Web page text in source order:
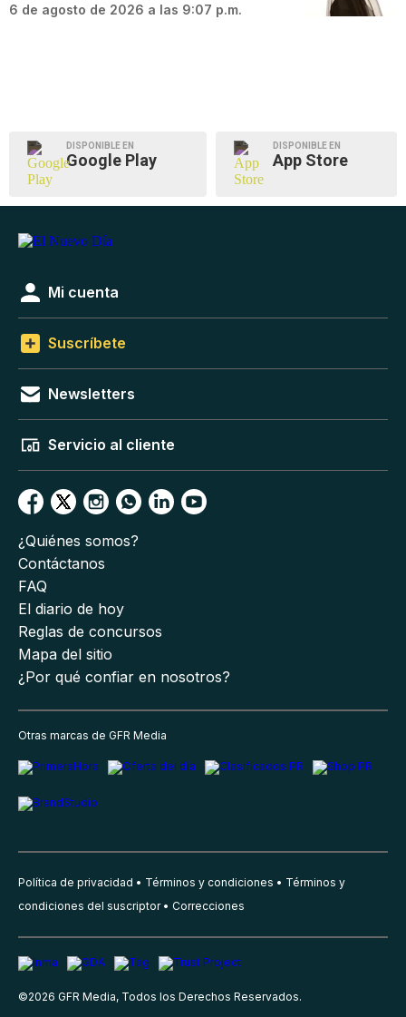
6 de agosto de 2026 a las 9:07 p.m.
DISPONIBLE EN
Google Play
DISPONIBLE EN
App Store
Mi cuenta
Suscríbete
Newsletters
Servicio al cliente
¿Quiénes somos?
Contáctanos
FAQ
El diario de hoy
Reglas de concursos
Mapa del sitio
¿Por qué confiar en nosotros?
Otras marcas de GFR Media
Política de privacidad Términos y condiciones
Términos y
condiciones del suscriptor
Correcciones
©2026 GFR Media, Todos los Derechos Reservados.